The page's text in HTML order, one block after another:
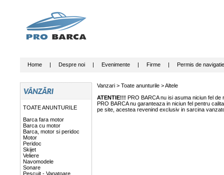
Home | Despre noi | Evenimente | Firme | Permis de navigatie
TOATE ANUNTURILE
Barca fara motor
Barca cu motor
Barca, motor si peridoc
Motor
Peridoc
Skijet
Veliere
Navomodele
Sonare
Pescuit - Vanatoare
Vanzari > Toate anunturile >Altele
ATENTIE!!! PRO BARCA nu isi asuma niciun fel
PRO BARCA nu garanteaza in niciun fel pentru
pe site, acestea revenind exclusiv in sarcina